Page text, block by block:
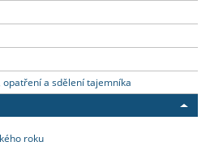
opatření a sdělení tajemníka
roku